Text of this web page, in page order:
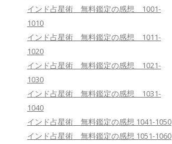
インド占星術 無料鑑定の感想 1001-
1010
インド占星術 無料鑑定の感想 1011-
1020
インド占星術 無料鑑定の感想 1021-
1030
インド占星術 無料鑑定の感想 1031-
1040
インド占星術 無料鑑定の感想 1041-1050
インド占星術 無料鑑定の感想 1051-1060